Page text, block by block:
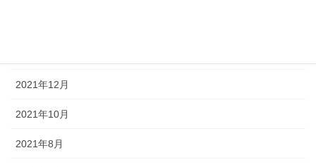
2021年12月
2021年10月
2021年8月